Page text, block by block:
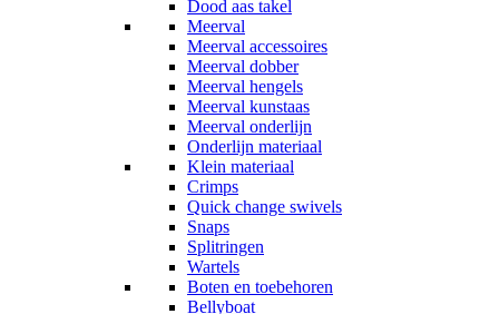
Dood aas takel
Meerval
Meerval accessoires
Meerval dobber
Meerval hengels
Meerval kunstaas
Meerval onderlijn
Onderlijn materiaal
Klein materiaal
Crimps
Quick change swivels
Snaps
Splitringen
Wartels
Boten en toebehoren
Bellyboat